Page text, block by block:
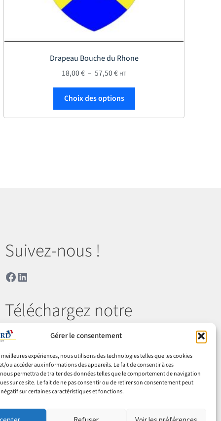
Gérer le consentement
expériences, nous utilisons des technologies telles que les cookies
ou accéder aux informations des appareils. Le fait de consentir à ces
permettra de traiter des données telles que le comportement de navigation
sur ce site. Le fait de ne pas consentir ou de retirer son consentement peut
sur certaines caractéristiques et fonctions.
€
variations. Les options peuvent être choisies sur la page du
Drapeau Bouche du Rhone
18,00€ – 57,50€Plage de prix : 18,00 € à 57,50 €
HT
Choix des options
Suivez-nous !
Facebook
LinkedIn
Téléchargez notre
catalogue
Télécharger
retours Mentions légales Confidentialité